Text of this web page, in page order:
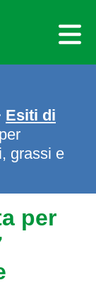
Esiti di
grassi e
per